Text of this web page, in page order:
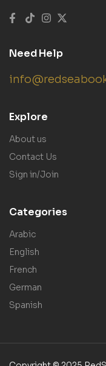
Need Help
Explore
About us
Contact Us
Sign in/Join
Categories
Arabic
English
French
German
Spanish